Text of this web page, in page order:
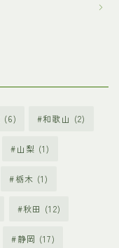
(6) 和歌山 (2)
山梨 (1)
栃木 (1)
秋田 (12)
静岡 (17)